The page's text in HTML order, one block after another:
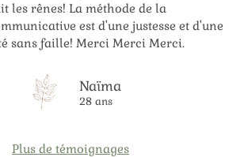
les rênes! La méthode de la
est d'une justesse et d'une
sans faille! Merci Merci Merci.
Naïma
28 ans
Plus de témoignages